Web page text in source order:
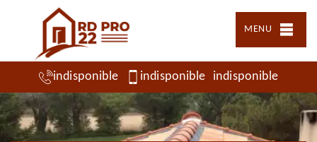
MENU
indisponible indisponible indisponible